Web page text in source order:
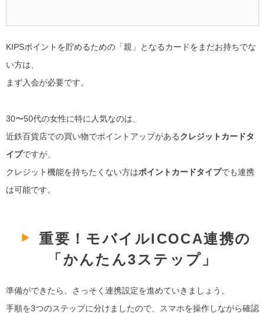
KIPSポイントを貯めるための「親」となるカードをまだお持ちでな
い方は、
まず入会が必要です。
30〜50代の女性に特に人気なのは、
近鉄百貨店での買い物でポイントアップがあるクレジットカードタ
イプですが、
クレジット機能を持ちたくない方はポイントカードタイプでも連携
は可能です。
重要！モバイルICOCA連携の
「かんたん3ステップ」
準備ができたら、さっそく連携設定を進めていきましょう。
手順を3つのステップに分けましたので、スマホを操作しながら確認